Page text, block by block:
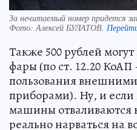
За нечитаемый номер придется
Фото:Алексей БУЛАТОВ.
Также 500 рублей
фары (по ст. 12.20
пользования
приборами). Ну, и если
машины отваливаются
реально нарваться на